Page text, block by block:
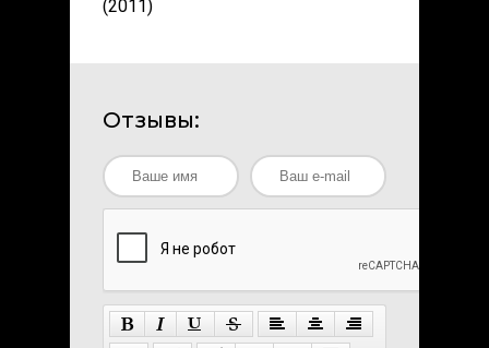
(2011)
Отзывы: